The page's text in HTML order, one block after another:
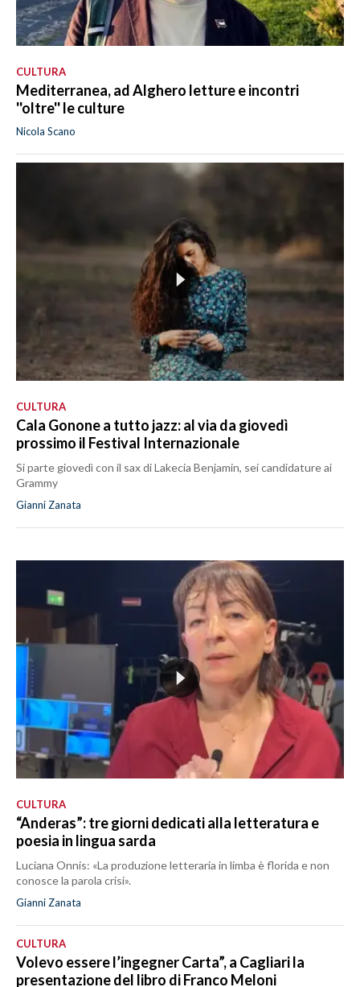
CULTURA
Mediterranea, ad Alghero letture e incontri
''oltre'' le culture
Nicola Scano
CULTURA
Cala Gonone a tutto jazz: al via da giovedì
prossimo il Festival Internazionale
Si parte giovedì con il sax di Lakecia Benjamin, sei candidature ai
Grammy
Gianni Zanata
CULTURA
“Anderas”: tre giorni dedicati alla letteratura e
poesia in lingua sarda
Luciana Onnis: «La produzione letteraria in limba è florida e non
conosce la parola crisi».
Gianni Zanata
CULTURA
Volevo essere l’ingegner Carta”, a Cagliari la
presentazione del libro di Franco Meloni